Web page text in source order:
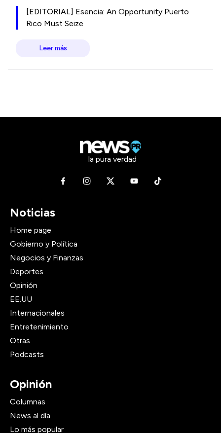
[EDITORIAL] Esencia: An Opportunity Puerto
Rico Must Seize
Leer más
la pura verdad
Noticias
Home page
Gobierno y Política
Negocios y Finanzas
Deportes
Opinión
EE.UU
Internacionales
Entretenimiento
Otras
Podcasts
Opinión
Columnas
News al día
Lo más popular